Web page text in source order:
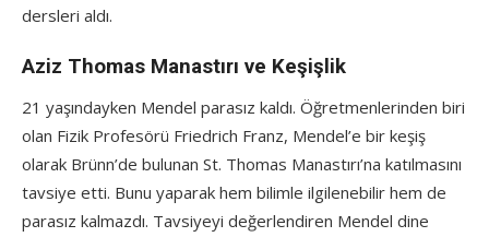
dersleri aldı.
Aziz Thomas Manastırı ve Keşişlik
21 yaşındayken Mendel parasız kaldı. Öğretmenlerinden biri
olan Fizik Profesörü Friedrich Franz, Mendel’e bir keşiş
olarak Brünn’de bulunan St. Thomas Manastırı’na katılmasını
tavsiye etti. Bunu yaparak hem bilimle ilgilenebilir hem de
parasız kalmazdı. Tavsiyeyi değerlendiren Mendel dine